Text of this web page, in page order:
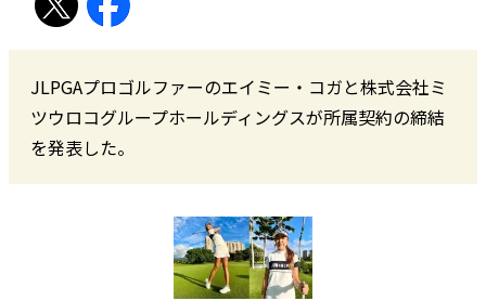
JLPGAプロゴルファーのエイミー・コガと株式会社ミ
ツウロコグループホールディングスが所属契約の締結
を発表した。